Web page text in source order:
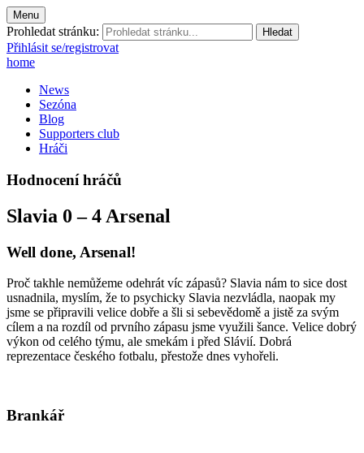
Menu
Prohledat stránku:
Přihlásit se/registrovat
home
News
Sezóna
Blog
Supporters club
Hráči
Hodnocení hráčů
Slavia 0 – 4 Arsenal
Well done, Arsenal!
Proč takhle nemůžeme odehrát víc zápasů? Slavia nám to sice dost
usnadnila, myslím, že to psychicky Slavia nezvládla, naopak my
jsme se připravili velice dobře a šli si sebevědomě a jistě za svým
cílem a na rozdíl od prvního zápasu jsme využili šance. Velice dobrý
výkon od celého týmu, ale smekám i před Slávií. Dobrá
reprezentace českého fotbalu, přestože dnes vyhořeli.
Brankář